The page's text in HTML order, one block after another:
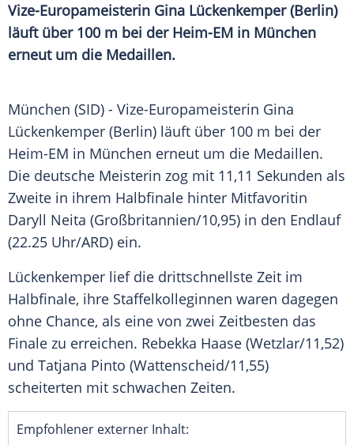
Vize-Europameisterin Gina Lückenkemper (Berlin)
läuft über 100 m bei der Heim-EM in München
erneut um die Medaillen.
München (SID) - Vize-Europameisterin Gina
Lückenkemper (Berlin) läuft über 100 m bei der
Heim-EM in München erneut um die Medaillen.
Die deutsche Meisterin zog mit 11,11 Sekunden als
Zweite in ihrem Halbfinale hinter Mitfavoritin
Daryll Neita (Großbritannien/10,95) in den Endlauf
(22.25 Uhr/ARD) ein.
Lückenkemper lief die drittschnellste Zeit im
Halbfinale, ihre Staffelkolleginnen waren dagegen
ohne Chance, als eine von zwei Zeitbesten das
Finale zu erreichen. Rebekka Haase (Wetzlar/11,52)
und Tatjana Pinto (Wattenscheid/11,55)
scheiterten mit schwachen Zeiten.
Empfohlener externer Inhalt: